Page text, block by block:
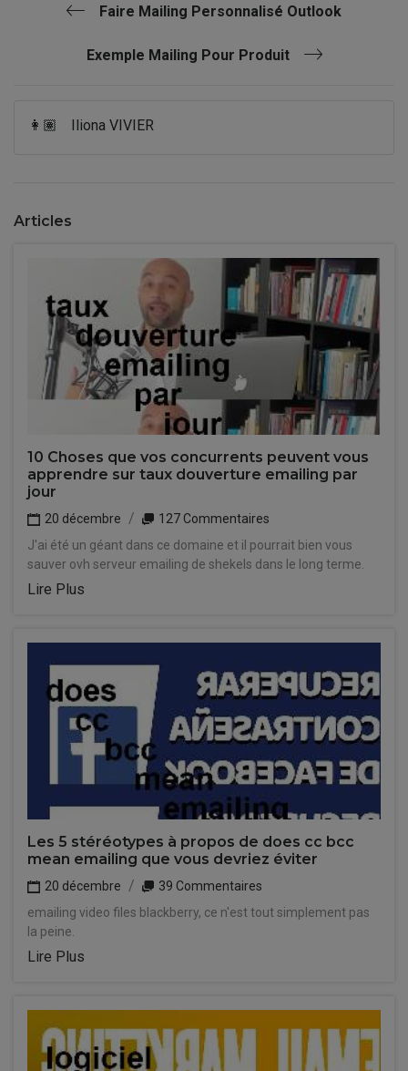
Faire Mailing Personnalisé Outlook
Exemple Mailing Pour Produit
👩🏽 Iliona VIVIER
Articles
10 Choses que vos concurrents peuvent vous
apprendre sur taux douverture emailing par
jour
20 décembre
127 Commentaires
J'ai été un géant dans ce domaine et il pourrait bien vous
sauver ovh serveur emailing de shekels dans le long terme.
Lire Plus
Les 5 stéréotypes à propos de does cc bcc
mean emailing que vous devriez éviter
20 décembre
39 Commentaires
emailing video files blackberry, ce n'est tout simplement pas
la peine.
Lire Plus